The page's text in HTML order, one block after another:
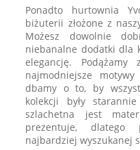
Ponadto hurtownia
biżuterii złożone z
Możesz dowolnie
niebanalne dodatki dla
elegancję.
najmodniejsze
dbamy o to, by
kolekcji były
szlachetna jest
prezentuje,
najbardziej wyszukanej